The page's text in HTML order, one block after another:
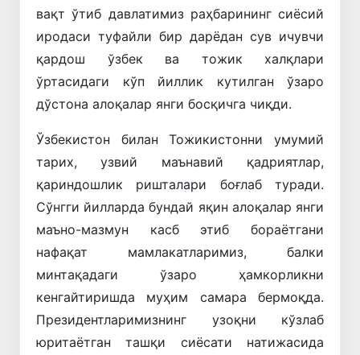
вақт ўтиб давлатимиз раҳбарининг сиёсий
иродаси туфайли бир дарёдан сув ичувчи
қардош ўзбек ва тожик халқлари
ўртасидаги кўп йиллик кутилган ўзаро
дўстона алоқалар янги босқичга чиқди.
Ўзбекистон билан Тожикистонни умумий
тарих, узвий маънавий қадриятлар,
қариндошлик ришталари боғлаб туради.
Сўнгги йилларда бундай яқин алоқалар янги
маъно-мазмун касб этиб бораётгани
нафақат мамлакатларимиз, балки
минтақадаги ўзаро ҳамкорликни
кенгайтиришда муҳим самара бермоқда.
Президентларимизнинг узоқни кўзлаб
юритаётган ташқи сиёсати натижасида